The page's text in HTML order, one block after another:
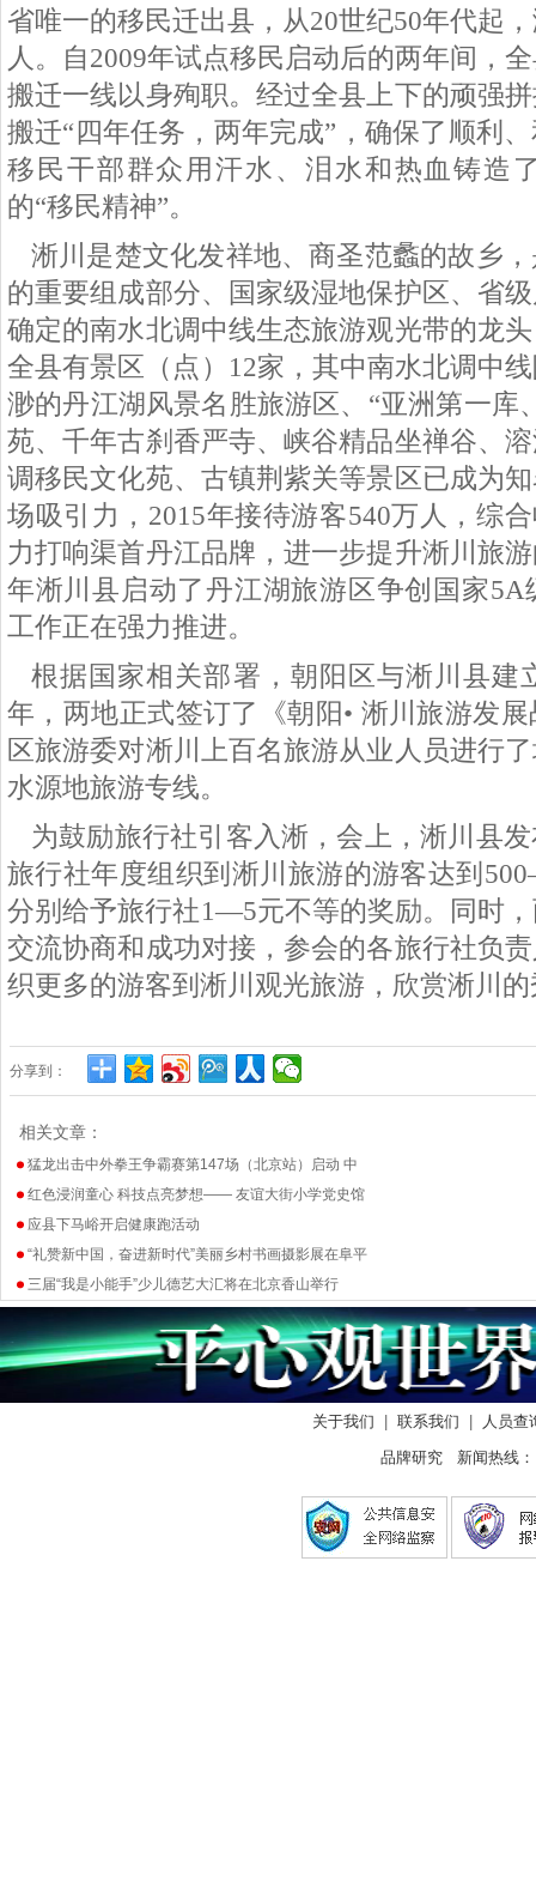
省唯一的移民迁出县，从20世纪50年代起
人。自2009年试点移民启动后的两年间，
搬迁一线以身殉职。经过全县上下的顽强
搬迁“四年任务，两年完成”，确保了顺利
移民干部群众用汗水、泪水和热血铸造
的“移民精神”。
淅川是楚文化发祥地、商圣范蠡的故乡
的重要组成部分、国家级湿地保护区、省
确定的南水北调中线生态旅游观光带的龙
全县有景区（点）12家，其中南水北调中
渺的丹江湖风景名胜旅游区、“亚洲第一库
苑、千年古刹香严寺、峡谷精品坐禅谷、
调移民文化苑、古镇荆紫关等景区已成为
场吸引力，2015年接待游客540万人，综
力打响渠首丹江品牌，进一步提升淅川旅
年淅川县启动了丹江湖旅游区争创国家
工作正在强力推进。
根据国家相关部署，朝阳区与淅川县建
年，两地正式签订了《朝阳• 淅川旅游发
区旅游委对淅川上百名旅游从业人员进行
水源地旅游专线。
为鼓励旅行社引客入淅，会上，淅川县
旅行社年度组织到淅川旅游的游客达到
分别给予旅行社1—5元不等的奖励。同时
交流协商和成功对接，参会的各旅行社负
织更多的游客到淅川观光旅游，欣赏淅川
分享到：
相关文章：
猛龙出击中外拳王争霸赛第147场（北京站）启动 中
红色浸润童心 科技点亮梦想—— 友谊大街小学党史馆
应县下马峪开启健康跑活动
“礼赞新中国，奋进新时代”美丽乡村书画摄影展在阜平
三届“我是小能手”少儿德艺大汇将在北京香山举行
关于我们 联系我们
人员查
品牌研究 新闻热线